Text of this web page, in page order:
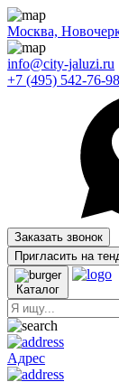
Москва,
info@city-jaluzi.ru
+7 (495) 542-76-98
Заказать звонок
Пригласить
Каталог
Адрес